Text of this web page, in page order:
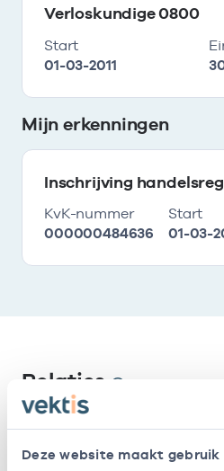
Deze website maakt gebruik
Verloskundige 0800
Start
01-03-2011
Mijn erkenningen
Inschrijving
KvK-nummer
000000484636
Start
01-03-
Relaties
Werkzaam als zorgverlener